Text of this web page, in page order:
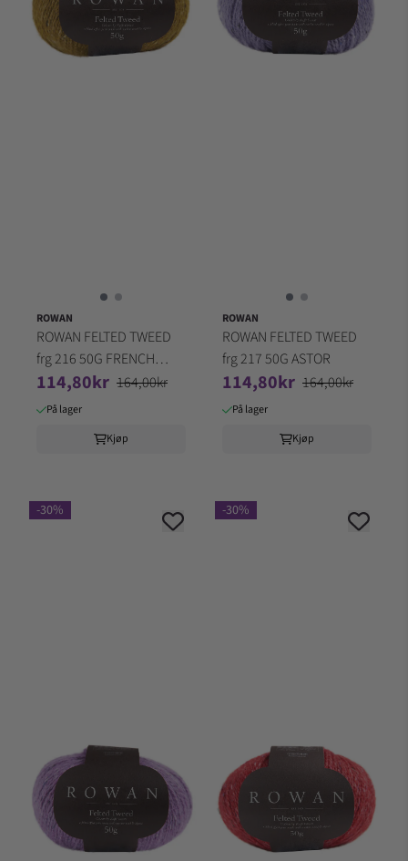
ROWAN
ROWAN FELTED TWEED
frg 216 50G FRENCH
MUSTARD
114,80kr 164,00kr
På lager
Kjøp
ROWAN
ROWAN FELTED TWEED
frg 217 50G ASTOR
114,80kr 164,00kr
På lager
Kjøp
-30% -30%